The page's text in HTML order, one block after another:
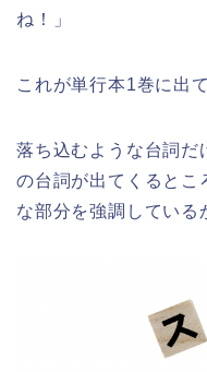
ね！」
これが単行本1巻に出
落ち込むような台詞だ
の台詞が出てくるとこ
な部分を強調している